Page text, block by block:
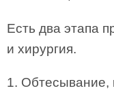
Есть два этапа
и хирургия.
1. Обтесывание,